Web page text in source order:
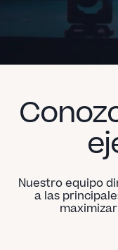
Nuestro equipo
a las